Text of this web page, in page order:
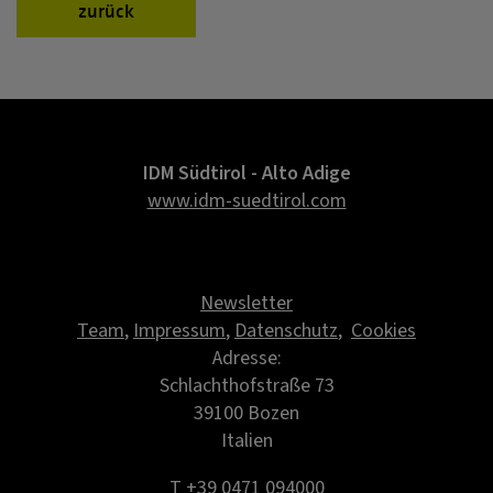
zurück
IDM Südtirol - Alto Adige
www.idm-suedtirol.com
Newsletter
Team,Impressum,Datenschutz, Cookies
Adresse:
Schlachthofstraße 73
39100 Bozen
Italien